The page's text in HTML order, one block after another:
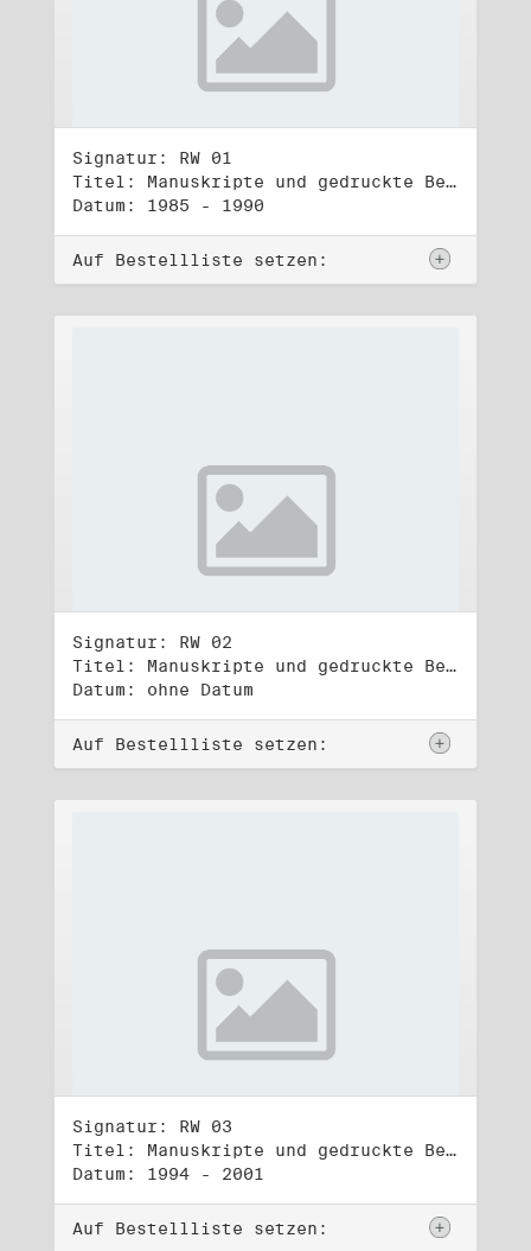
Signatur: RW 01
Titel: Manuskripte und gedruckte Belege (1)
Datum: 1985 - 1990
Auf Bestellliste setzen:
Signatur: RW 02
Titel: Manuskripte und gedruckte Belege (2)
Datum: ohne Datum
Auf Bestellliste setzen:
Signatur: RW 03
Titel: Manuskripte und gedruckte Belege (3)
Datum: 1994 - 2001
Auf Bestellliste setzen: